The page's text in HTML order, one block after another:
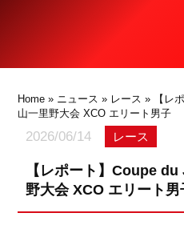
Home » ニュース » レース » 【レ
山一里野大会 XCO エリート男子
2026/06/14 レース
【レポート】Coupe
野大会 XCO エリート男